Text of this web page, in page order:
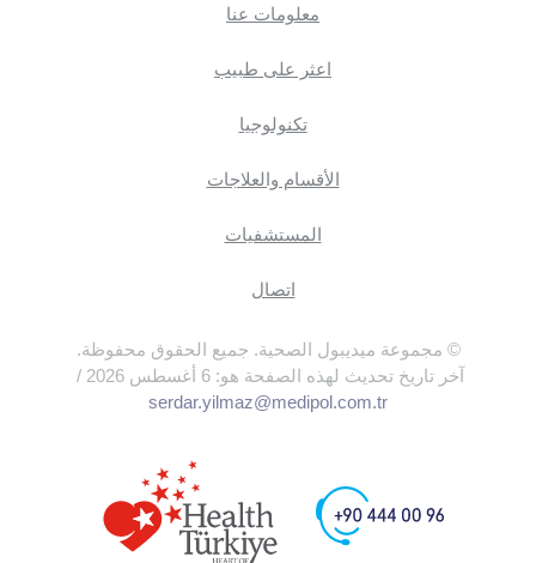
معلومات عنا
اعثر على طبيب
تكنولوجيا
الأقسام والعلاجات
المستشفيات
اتصال
© مجموعة ميديبول الصحية. جميع الحقوق محفوظة.
آخر تاريخ تحديث لهذه الصفحة هو: 6 أغسطس 2026 /
serdar.yilmaz@medipol.com.tr